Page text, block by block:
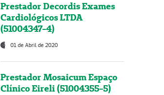
Prestador Decordis Exames
Cardiológicos LTDA
(51004347-4)
01 de Abril de 2020
Prestador Mosaicum Espaço
Clínico Eireli (51004355-5)